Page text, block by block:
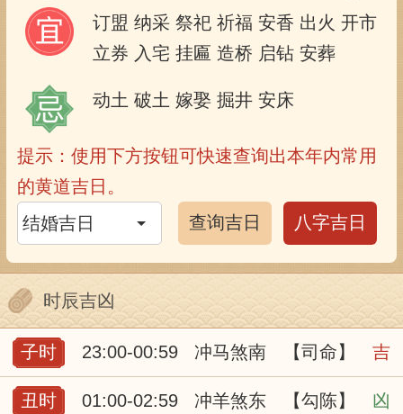
订盟 纳采 祭祀 祈福 安香 出火 开市
立券 入宅 挂匾 造桥 启钻 安葬
动土 破土 嫁娶 掘井 安床
提示：使用下方按钮可快速查询出本年内常用
的黄道吉日。
查询吉日
八字吉日
时辰吉凶
子时 23:00-00:59 冲马煞南 【司命】 吉
丑时 01:00-02:59 冲羊煞东 【勾陈】 凶